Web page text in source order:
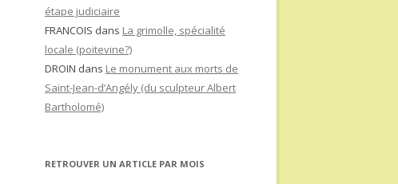
étape judiciaire
FRANCOIS dans La grimolle, spécialité
locale (poitevine?)
DROIN dans Le monument aux morts de
Saint-Jean-d’Angély (du sculpteur Albert
Bartholomé)
RETROUVER UN ARTICLE PAR MOIS